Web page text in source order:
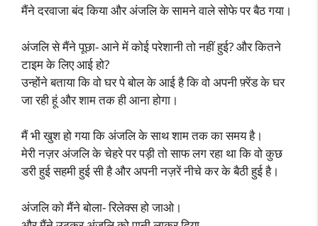
मैंने दरवाजा बंद किया और अंजलि के सामने वाले सोफे पर बैठ गया।
अंजलि से मैंने पूछा- आने में कोई परेशानी तो नहीं हुई? और कितने
टाइम के लिए आई हो?
उन्होंने बताया कि वो घर पे बोल के आई है कि वो अपनी फ़्रेंड के घर
जा रही हूं और शाम तक ही आना होगा।
मैं भी खुश हो गया कि अंजलि के साथ शाम तक का समय है।
मेरी नज़र अंजलि के चेहरे पर पड़ी तो साफ लग रहा था कि वो कुछ
डरी हुई सहमी हुई सी है और अपनी नज़रें नीचे कर के बैठी हुई है।
अंजलि को मैंने बोला- रिलेक्स हो जाओ।